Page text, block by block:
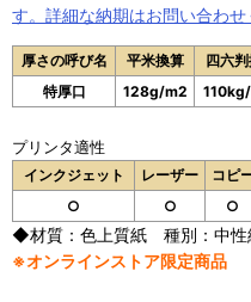
す。詳細な納期はお問い合わせ
厚さの呼び名 平米換算 四六
特厚口
128g/m2
プリンタ適性
インクジェット レーザー コピ
○
○ ○
◆材質：色上質紙 種別：中性
※オンラインストア限定商品